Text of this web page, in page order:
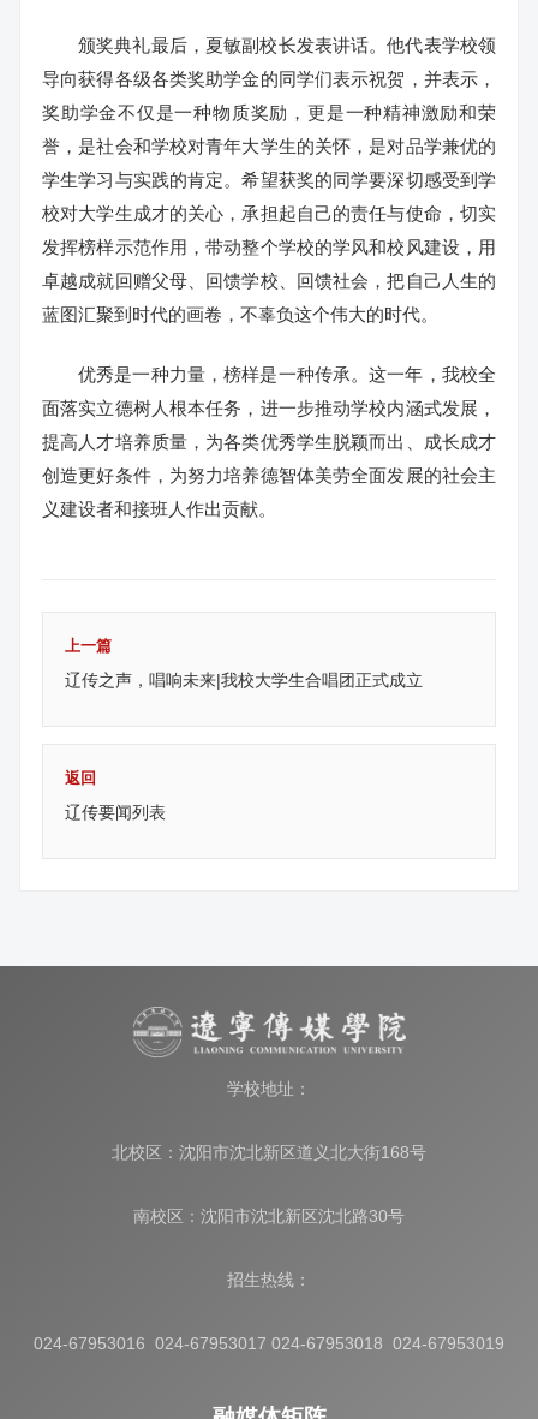
颁奖典礼最后，夏敏副校长发表讲话。他代表学校领
导向获得各级各类奖助学金的同学们表示祝贺，并表示，
奖助学金不仅是一种物质奖励，更是一种精神激励和荣
誉，是社会和学校对青年大学生的关怀，是对品学兼优的
学生学习与实践的肯定。希望获奖的同学要深切感受到学
校对大学生成才的关心，承担起自己的责任与使命，切实
发挥榜样示范作用，带动整个学校的学风和校风建设，用
卓越成就回赠父母、回馈学校、回馈社会，把自己人生的
蓝图汇聚到时代的画卷，不辜负这个伟大的时代。
优秀是一种力量，榜样是一种传承。这一年，我校全
面落实立德树人根本任务，进一步推动学校内涵式发展，
提高人才培养质量，为各类优秀学生脱颖而出、成长成才
创造更好条件，为努力培养德智体美劳全面发展的社会主
义建设者和接班人作出贡献。
上一篇
辽传之声，唱响未来|我校大学生合唱团正式成立
返回
辽传要闻列表
学校地址：
北校区：沈阳市沈北新区道义北大街168号
南校区：沈阳市沈北新区沈北路30号
招生热线：
024-67953016 024-67953017 024-67953018 024-67953019